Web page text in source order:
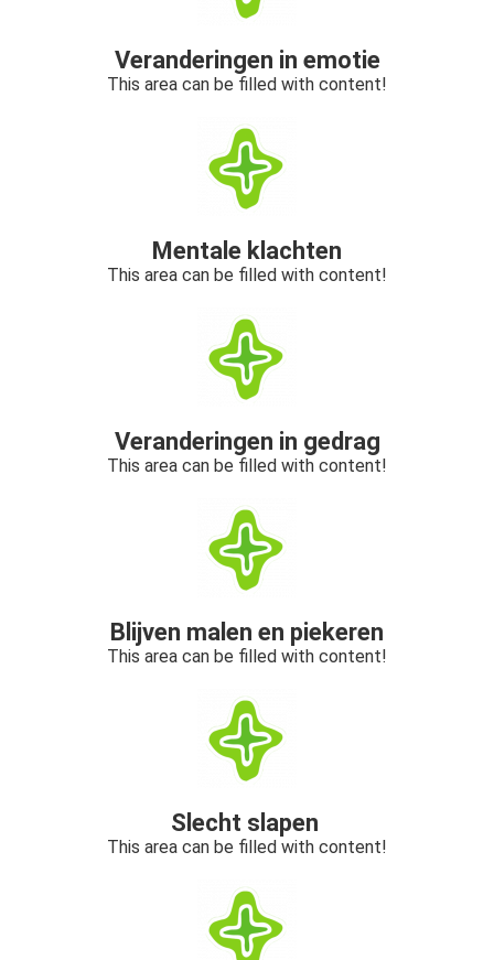
Veranderingen in emotie
This area can be filled with content!
Mentale klachten
This area can be filled with content!
Veranderingen in gedrag
This area can be filled with content!
Blijven malen en piekeren
This area can be filled with content!
Slecht slapen
This area can be filled with content!